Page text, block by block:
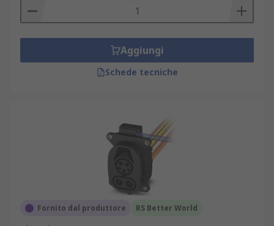
Aggiungi
Schede tecniche
Fornito dal produttore RS Better World